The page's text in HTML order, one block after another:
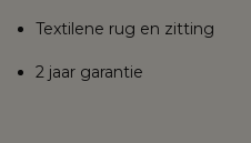
Textilene rug en zitting
2 jaar garantie